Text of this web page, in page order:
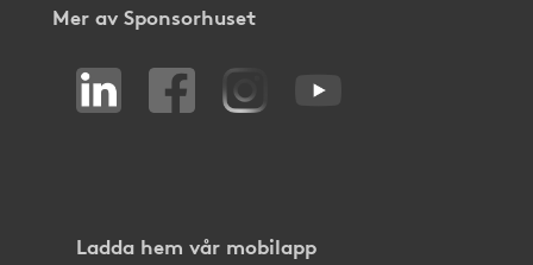
Mer av Sponsorhuset
Ladda hem vår mobilapp